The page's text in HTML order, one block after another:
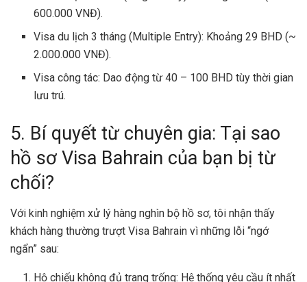
600.000 VNĐ).
Visa du lịch 3 tháng (Multiple Entry): Khoảng 29 BHD (~
2.000.000 VNĐ).
Visa công tác: Dao động từ 40 – 100 BHD tùy thời gian
lưu trú.
5. Bí quyết từ chuyên gia: Tại sao
hồ sơ Visa Bahrain của bạn bị từ
chối?
Với kinh nghiệm xử lý hàng nghìn bộ hồ sơ, tôi nhận thấy
khách hàng thường trượt Visa Bahrain vì những lỗi “ngớ
ngẩn” sau:
Hộ chiếu không đủ trang trống: Hệ thống yêu cầu ít nhất